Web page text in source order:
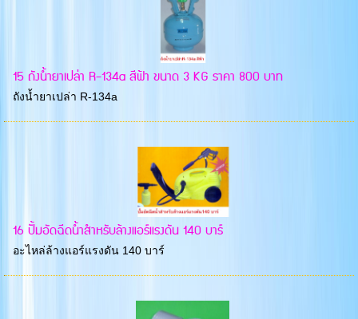
15 ถังน้ำยาเปล่า R-134a สีฟ้า ขนาด 3 KG ราคา 800 บาท
ถังน้ำยาเปล่า R-134a
16 ปั้มอัดฉีดน้ำสำหรับล้างแอร์แรงดัน 140 บาร์
อะไหล่ล้างแอร์แรงดัน 140 บาร์